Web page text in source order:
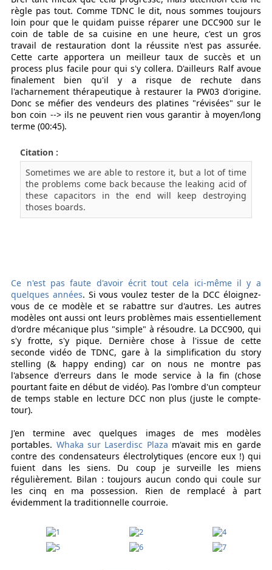
règle pas tout. Comme TDNC le dit, nous sommes toujours
loin pour que le quidam puisse réparer une DCC900 sur le
coin de table de sa cuisine en une heure, c'est un gros
travail de restauration dont la réussite n'est pas assurée.
Cette carte apportera un meilleur taux de succès et un
process plus facile pour qui s'y collera. D'ailleurs Ralf avoue
finalement bien qu'il y a risque de rechute dans
l'acharnement thérapeutique à restaurer la PW03 d'origine.
Donc se méfier des vendeurs des platines "révisées" sur le
bon coin --> ils ne peuvent rien vous garantir à moyen/long
terme (00:45).
Citation :
Sometimes we are able to restore it, but a lot of time
the problems come back because the leaking acid of
these capacitors in the end will keep destroying
thoses boards.
Ce n'est pas faute d'avoir écrit tout cela ici-même il y a
quelques années. Si vous voulez tester de la DCC éloignez-
vous de ce modèle et se rabattre sur d'autres. Les autres
modèles ont aussi ont leurs problèmes mais essentiellement
d'ordre mécanique plus "simple" à résoudre. La DCC900, qui
s'y frotte, s'y pique. Dernière chose à l'issue de cette
seconde vidéo de TDNC, gare à la simplification du story
stelling (& happy ending) car on nous ne montre pas
l'absence d'erreurs dans le mode service à la fin (chose
pourtant faite en début de vidéo). Pas l'ombre d'un compteur
de temps stable en lecture DCC non plus (juste le compte-
tour).
J'en termine avec quelques images de mes modèles
portables. Whaka sur Laserdisc Plaza m'avait mis en garde
contre des condensateurs électrolytiques (encore eux !) qui
fuient dans les siens. Du coup je surveille les miens
régulièrement. Bilan : toujours aucun condo qui coule sur
les cinq en ma possession. Rien de remplacé à part
évidemment la traditionnelle courroie.